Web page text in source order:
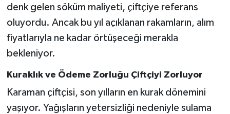
denk gelen söküm maliyeti, çiftçiye referans
oluyordu. Ancak bu yıl açıklanan rakamların, alım
fiyatlarıyla ne kadar örtüşeceği merakla
bekleniyor.
Kuraklık ve Ödeme Zorluğu Çiftçiyi Zorluyor
Karaman çiftçisi, son yılların en kurak dönemini
yaşıyor. Yağışların yetersizliği nedeniyle sulama